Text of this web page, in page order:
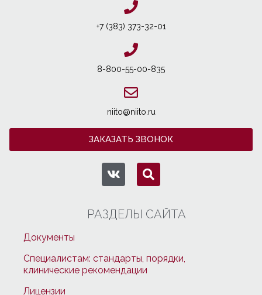
+7 (383) 373-32-01
8-800-55-00-835
niito@niito.ru
ЗАКАЗАТЬ ЗВОНОК
РАЗДЕЛЫ САЙТА
Документы
Специалистам: стандарты, порядки,
клинические рекомендации
Лицензии